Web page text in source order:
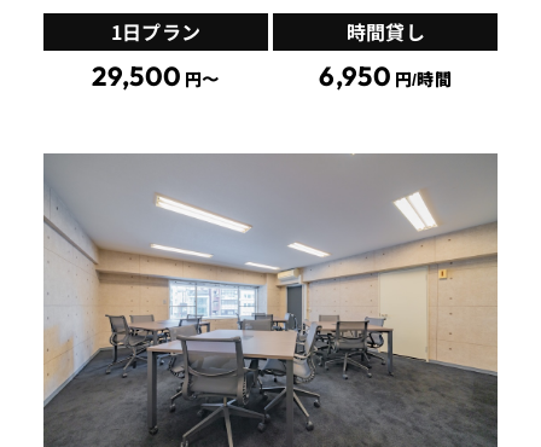
1日プラン
29,500 円〜
時間貸し
6,950 円/時間